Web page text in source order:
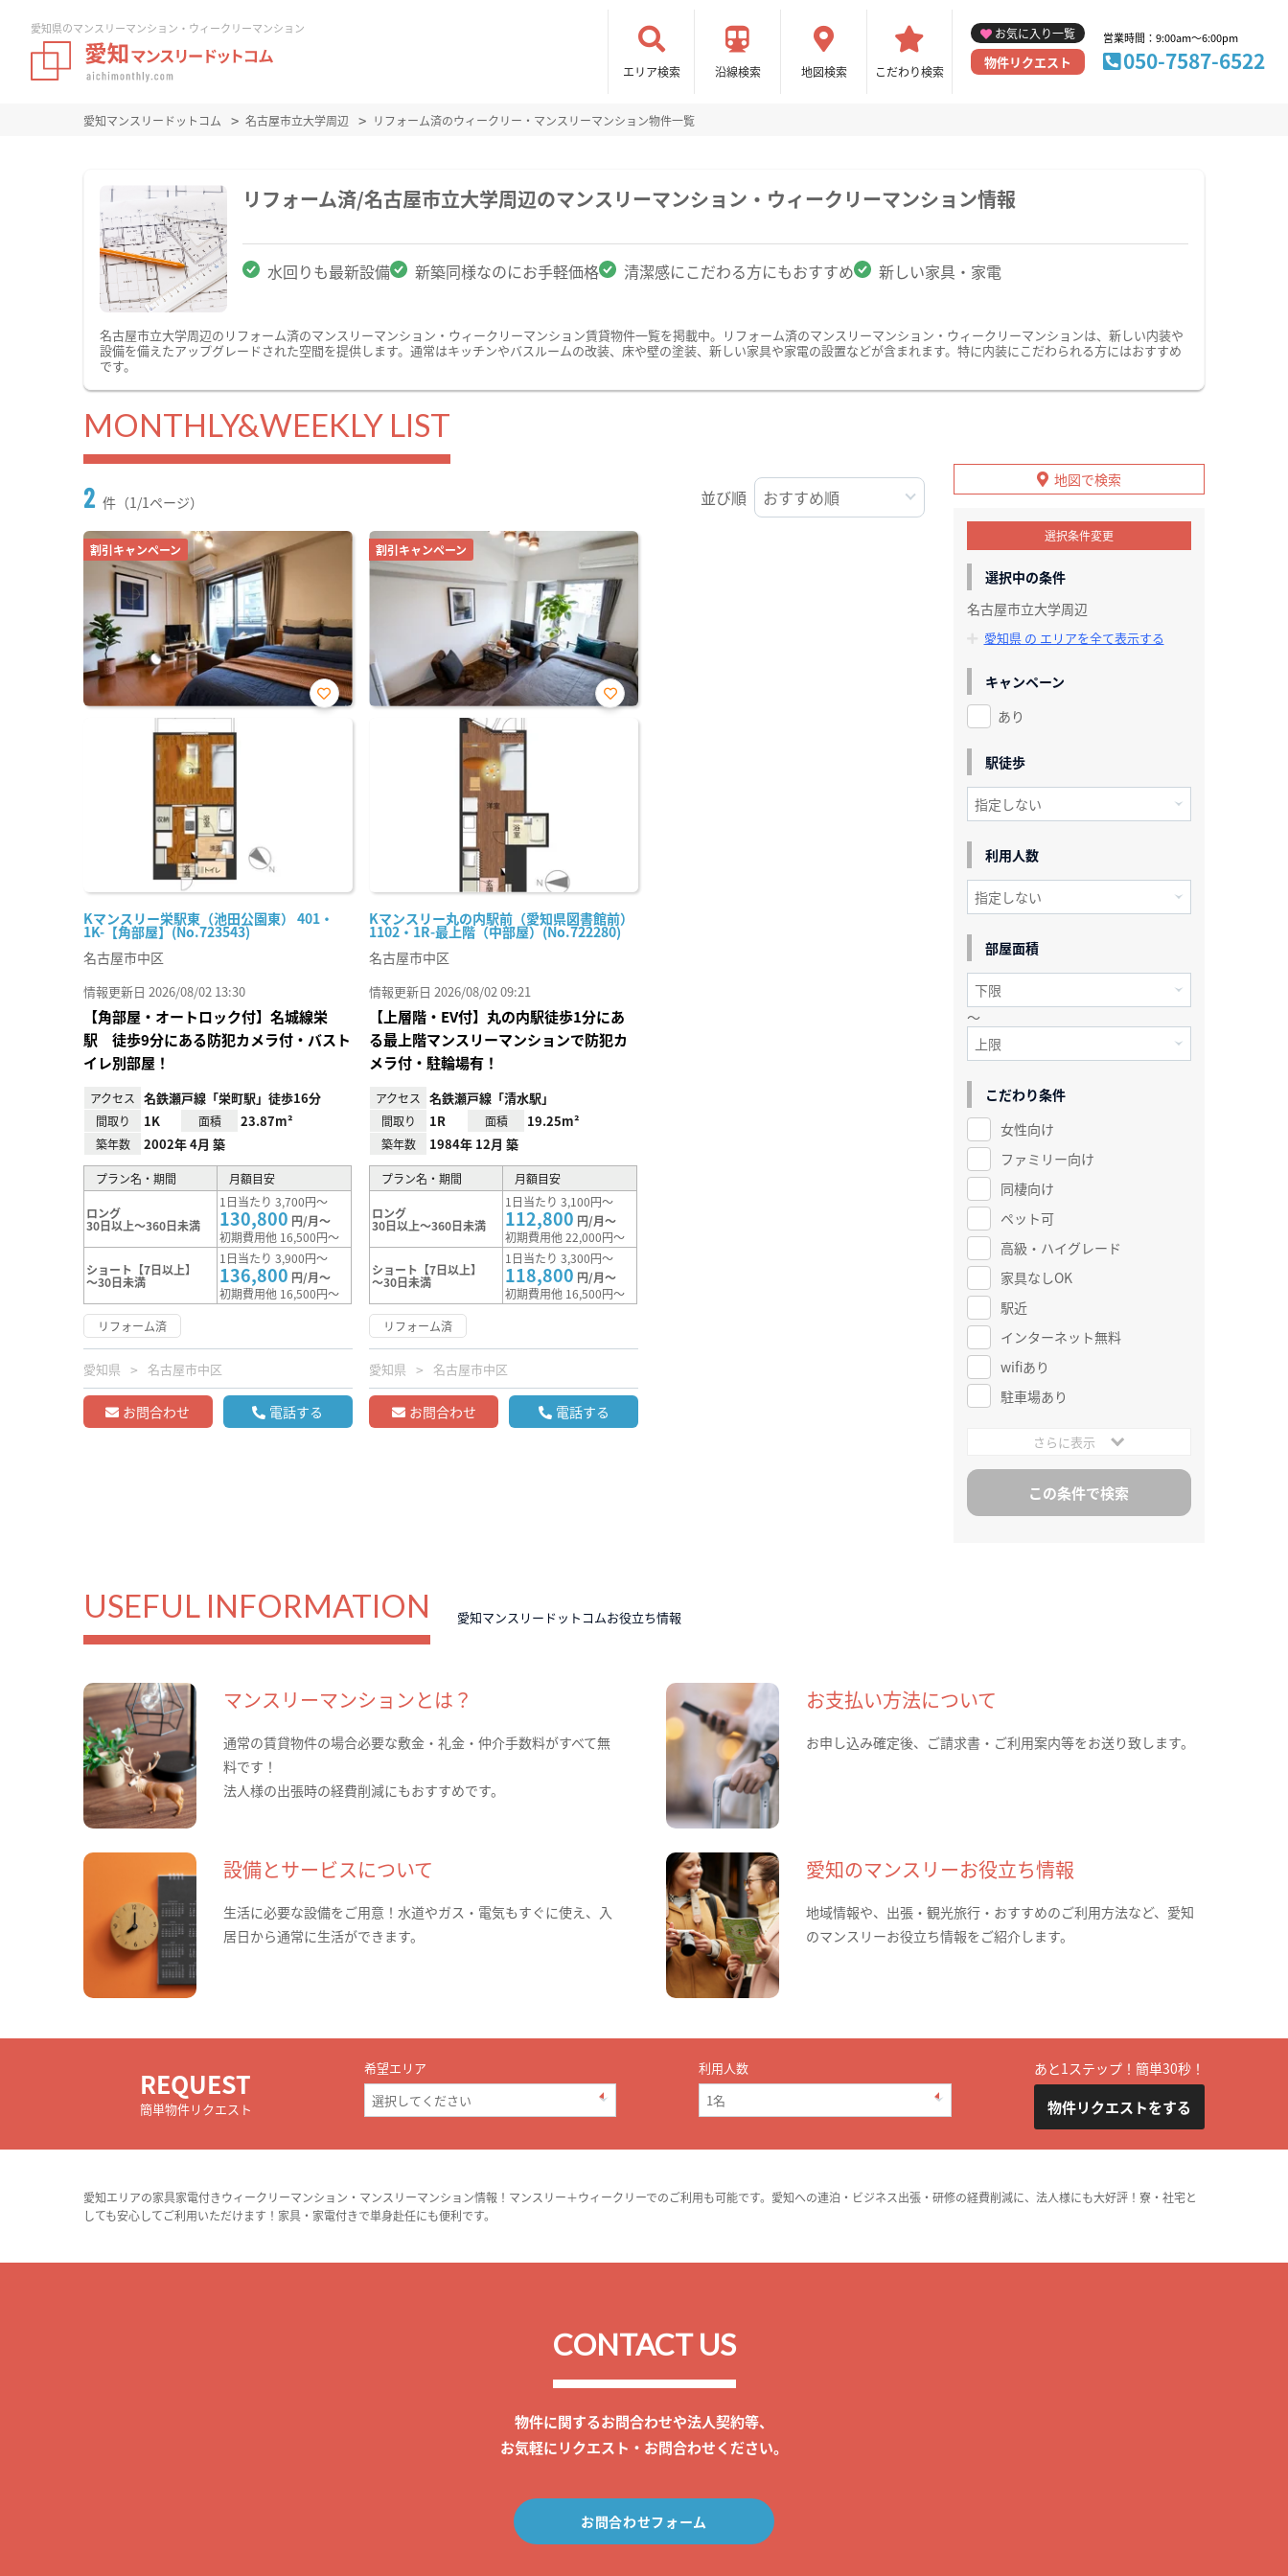
愛知県のマンスリーマンション・ウィークリーマンション
エリア検索 沿線検索 地図検索 こだわり検索
お気に入り一覧
物件リクエスト
営業時間：9:00am～6:00pm
050-7587-6522
愛知マンスリードットコム 名古屋市立大学周辺 リフォーム済のウィークリー・マンスリーマンション物件一覧
リフォーム済/名古屋市立大学周辺のマンスリーマンション・ウィークリーマンション情報
水回りも最新設備 新築同様なのにお手軽価格 清潔感にこだわる方にもおすすめ 新しい家具・家電
名古屋市立大学周辺のリフォーム済のマンスリーマンション・ウィークリーマンション賃貸物件一覧を掲載中。リフォーム済のマンスリーマンション・ウィークリーマンションは、新しい内装や
設備を備えたアップグレードされた空間を提供します。通常はキッチンやバスルームの改装、床や壁の塗装、新しい家具や家電の設置などが含まれます。特に内装にこだわられる方にはおすすめ
です。
MONTHLY&WEEKLY LIST
2 件（1/1ページ） 並び順
割引キャンペーン
Kマンスリー栄駅東（池田公園東） 401・
1K-【角部屋】(No.723543)
お気
名古屋市中区
情報更新日 2026/08/02 13:30
【角部屋・オートロック付】名城線栄
駅 徒歩9分にある防犯カメラ付・バスト
イレ別部屋！
アクセス 名鉄瀬戸線「栄町駅」徒歩16分
間取り 1K 面積 23.87m²
築年数 2002年 4月 築
プラン名・期間 月額目安
ロング
30日以上～360日未満
1日当たり 3,700円～
130,800 円/月～
初期費用他 16,500円～
ショート【7日以上】
～30日未満
1日当たり 3,900円～
136,800 円/月～
初期費用他 16,500円～
リフォーム済
愛知県 名古屋市中区
お問合わせ 電話する
割引キャンペーン
Kマンスリー丸の内駅前（愛知県図書館前）
1102・1R-最上階（中部屋）(No.722280)
お気
名古屋市中区
情報更新日 2026/08/02 09:21
【上層階・EV付】丸の内駅徒歩1分にあ
る最上階マンスリーマンションで防犯カ
メラ付・駐輪場有！
アクセス 名鉄瀬戸線「清水駅」
間取り 1R 面積 19.25m²
築年数 1984年 12月 築
プラン名・期間 月額目安
ロング
30日以上～360日未満
1日当たり 3,100円～
112,800 円/月～
初期費用他 22,000円～
ショート【7日以上】
～30日未満
1日当たり 3,300円～
118,800 円/月～
初期費用他 16,500円～
リフォーム済
愛知県 名古屋市中区
お問合わせ 電話する
地図で検索
選択条件変更
選択中の条件
名古屋市立大学周辺
愛知県 の エリアを全て表示する
キャンペーン
あり
駅徒歩
利用人数
部屋面積
～
こだわり条件
女性向け
ファミリー向け
同棲向け
ペット可
高級・ハイグレード
家具なしOK
駅近
インターネット無料
wifiあり
駐車場あり
さらに表示
USEFUL INFORMATION 愛知マンスリードットコムお役立ち情報
マンスリーマンションとは？
通常の賃貸物件の場合必要な敷金・礼金・仲介手数料がすべて無
料です！
法人様の出張時の経費削減にもおすすめです。
お支払い方法について
お申し込み確定後、ご請求書・ご利用案内等をお送り致します。
設備とサービスについて
生活に必要な設備をご用意！水道やガス・電気もすぐに使え、入
居日から通常に生活ができます。
愛知のマンスリーお役立ち情報
地域情報や、出張・観光旅行・おすすめのご利用方法など、愛知
のマンスリーお役立ち情報をご紹介します。
REQUEST
簡単物件リクエスト
希望エリア 利用人数 あと1ステップ！簡単30秒！
物件リクエストをする
愛知エリアの家具家電付きウィークリーマンション・マンスリーマンション情報！マンスリー＋ウィークリーでのご利用も可能です。愛知への連泊・ビジネス出張・研修の経費削減に、法人様にも大好評！寮・社宅と
しても安心してご利用いただけます！家具・家電付きで単身赴任にも便利です。
CONTACT US
物件に関するお問合わせや法人契約等、
お気軽にリクエスト・お問合わせください。
お問合わせフォーム